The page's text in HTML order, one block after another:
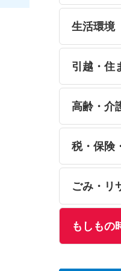
生活環境
引越・住
高齢・介
税・保険
ごみ・リ
もしもの